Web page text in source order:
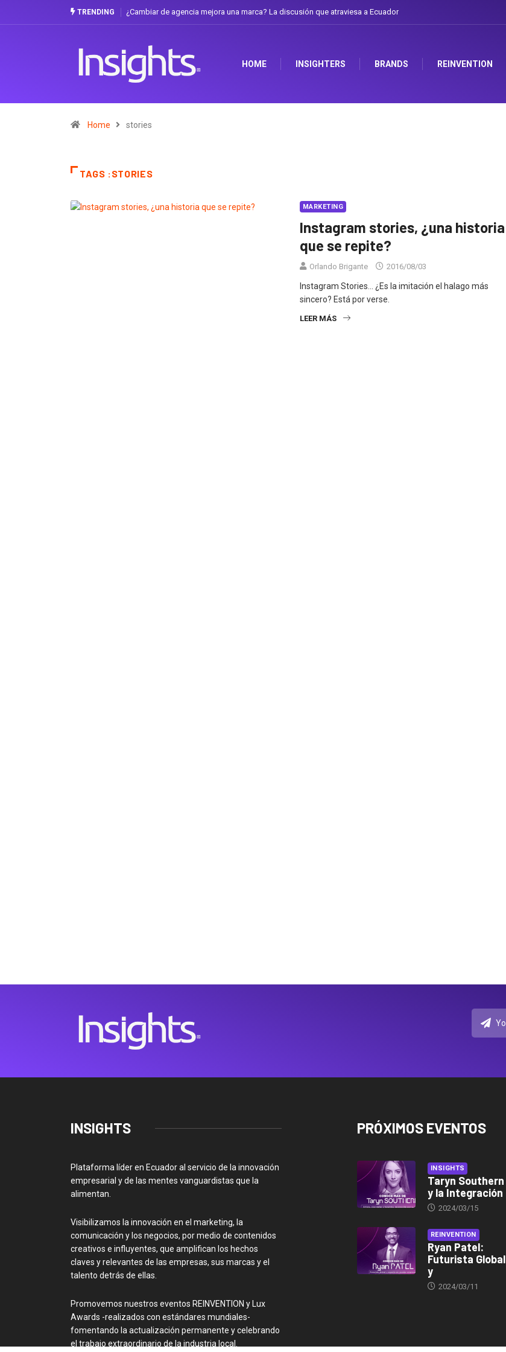
TRENDING ¿Cambiar de agencia mejora una marca? La discusión que atraviesa a Ecuador
HOME INSIGHTERS BRANDS REINVENTION
Home stories
TAGS :STORIES
MARKETING
Instagram stories, ¿una historia
que se repite?
Orlando Brigante 2016/08/03
Instagram Stories... ¿Es la imitación el halago más
sincero? Está por verse.
LEER MÁS
INSIGHTS
Plataforma líder en Ecuador al servicio de la innovación
empresarial y de las mentes vanguardistas que la
alimentan.
Visibilizamos la innovación en el marketing, la
comunicación y los negocios, por medio de contenidos
creativos e influyentes, que amplifican los hechos
claves y relevantes de las empresas, sus marcas y el
talento detrás de ellas.
Promovemos nuestros eventos REINVENTION y Lux
Awards -realizados con estándares mundiales-
fomentando la actualización permanente y celebrando
el trabajo extraordinario de la industria local.
PRÓXIMOS EVENTOS
INSIGHTS
Taryn Southern
y la Integración
2024/03/15
REINVENTION
Ryan Patel:
Futurista Global
y
2024/03/11